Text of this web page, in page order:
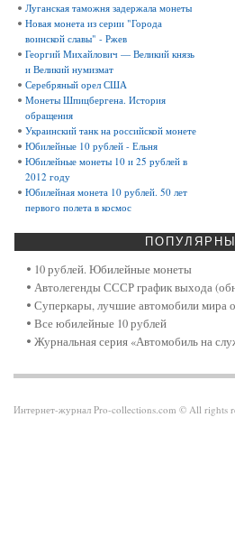
Луганская таможня задержала монеты
Новая монета из серии "Города
воинской славы" - Ржев
Георгий Михайлович — Великий князь
и Великий нумизмат
Серебряный орел США
Монеты Шпицбергена. История
обращения
Украинский танк на российской монете
Юбилейные 10 рублей - Ельня
Юбилейные монеты 10 и 25 рублей в
2012 году
Юбилейная монета 10 рублей. 50 лет
первого полета в космос
10 рублей. Юбилейные монеты
Автолегенды СССР график выхода
Суперкары, лучшие автомобили мира
Все юбилейные 10 рублей
Журнальная серия «Автомобиль на
Интернет-журнал Pro-collections.com © All rights